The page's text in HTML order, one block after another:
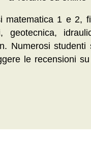
matematica 1 e 2,
geotecnica,
Numerosi studenti
le recensioni